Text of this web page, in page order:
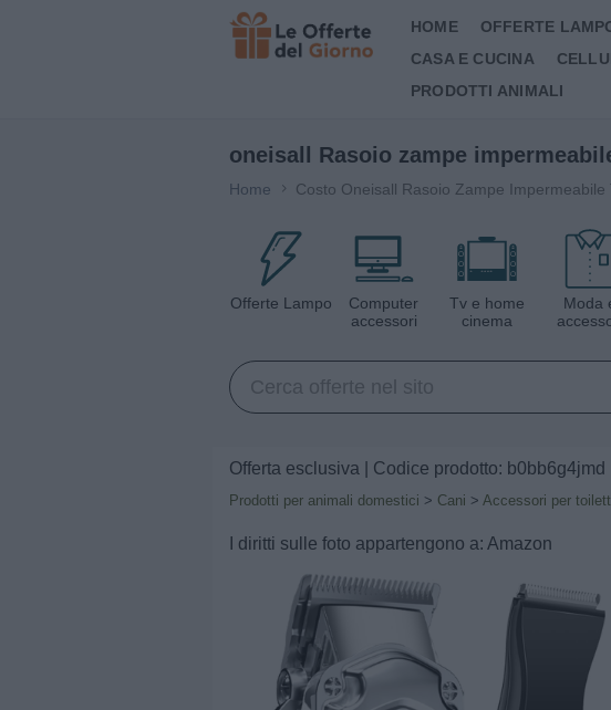
HOME OFFERTE
CASA E CUCINA
PRODOTTI ANIMALI
oneisall Rasoio zampe
Home Costo Oneisall Rasoio Zampe Impermeabile
Offerte Lampo
Computer
accessori
Tv e home
cinema
Moda
Offerta esclusiva | Codice prodotto: b0bb6g4jmd
Prodotti per animali domestici > Cani > Accessori per
I diritti sulle foto appartengono a: Amazon